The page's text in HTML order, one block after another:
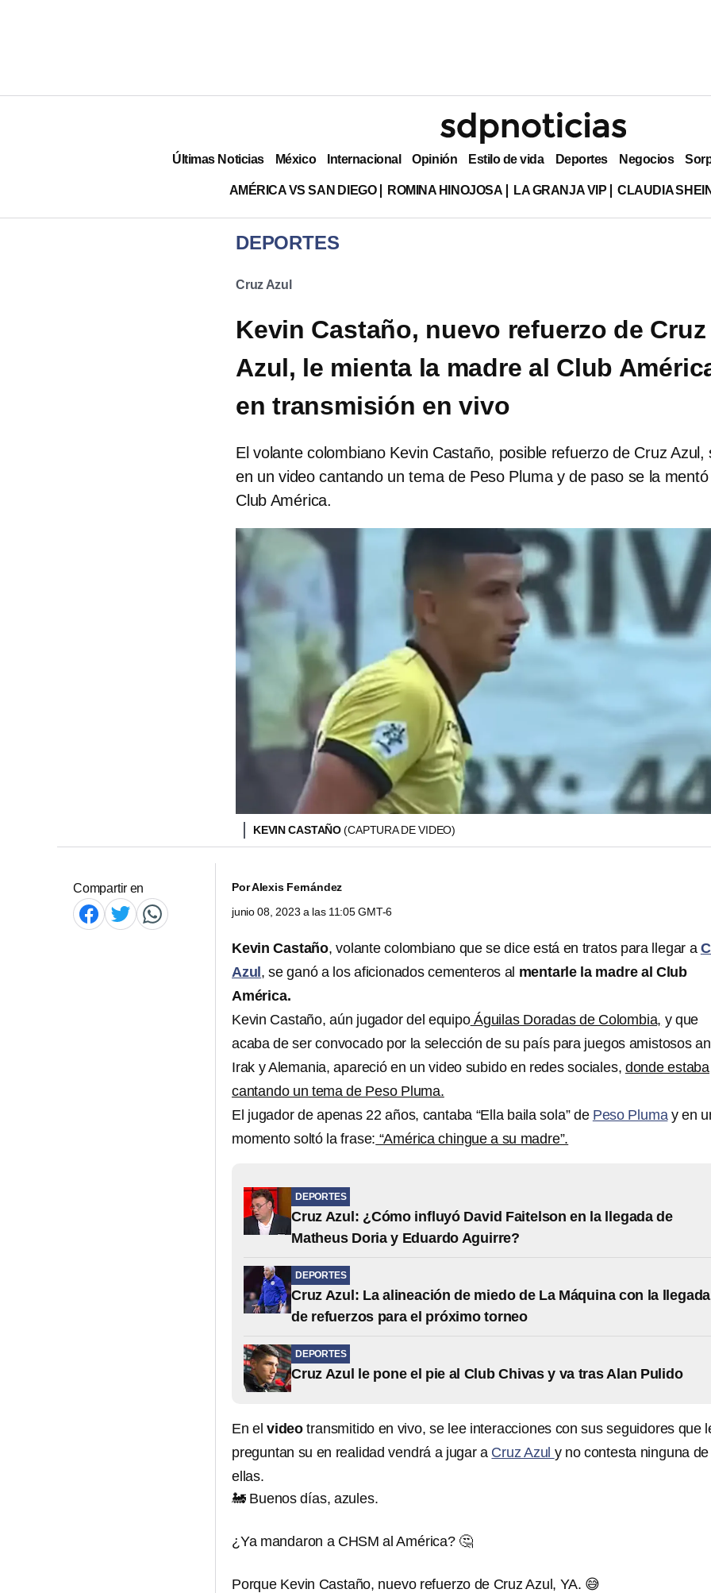
Últimas Noticias México Internacional Opinión Estilo de vida Deportes Negocios
AMÉRICA VS SAN DIEGO ROMINA HINOJOSA LA GRANJA VIP CLAUDIA
DEPORTES
Cruz Azul
Kevin Castaño, nuevo refuerzo de Cruz
Azul, le mienta la madre al Club
en transmisión en vivo
El volante colombiano Kevin Castaño, posible refuerzo de Cruz Azul,
en un video cantando un tema de Peso Pluma y de paso se la mentó
Club América.
KEVIN CASTAÑO(CAPTURA DE VIDEO)
Compartir en PorAlexis Fernández
junio 08, 2023 a las 11:05 GMT-6
Kevin Castaño, volante colombiano que se dice está en tratos para llegar a
Azul , se ganó a los aficionados cementeros al mentarle la madre al Club
América.
Kevin Castaño, aún jugador del equipoÁguilas Doradas de Colombia, y que
acaba de ser convocado por la selección de su país para juegos amistosos
Irak y Alemania, apareció en un video subido en redes sociales, donde estaba
cantando un tema de Peso Pluma.
El jugador de apenas 22 años, cantaba “Ella baila sola” de Peso Plumay en
momento soltó la frase: “América chingue a su madre”.
DEPORTES
Cruz Azul: ¿Cómo influyó David Faitelson en la llegada de
Matheus Doria y Eduardo Aguirre?
DEPORTES
Cruz Azul: La alineación de miedo de La Máquina con la llegada
de refuerzos para el próximo torneo
DEPORTES
Cruz Azul le pone el pie al Club Chivas y va tras Alan Pulido
En el videotransmitido en vivo, se lee interacciones con sus seguidores que
preguntan su en realidad vendrá a jugar a Cruz Azul y no contesta ninguna de
ellas.
🚂 Buenos días, azules.
¿Ya mandaron a CHSM al América? 🤔
Porque Kevin Castaño, nuevo refuerzo de Cruz Azul, YA. 😅